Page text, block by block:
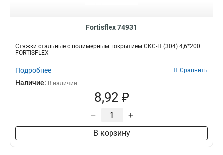
Fortisflex 74931
Стяжки стальные с полимерным покрытием СКС-П (304) 4,6*200
FORTISFLEX
Подробнее Сравнить
Наличие: В наличии
8,92 ₽
– +
В корзину